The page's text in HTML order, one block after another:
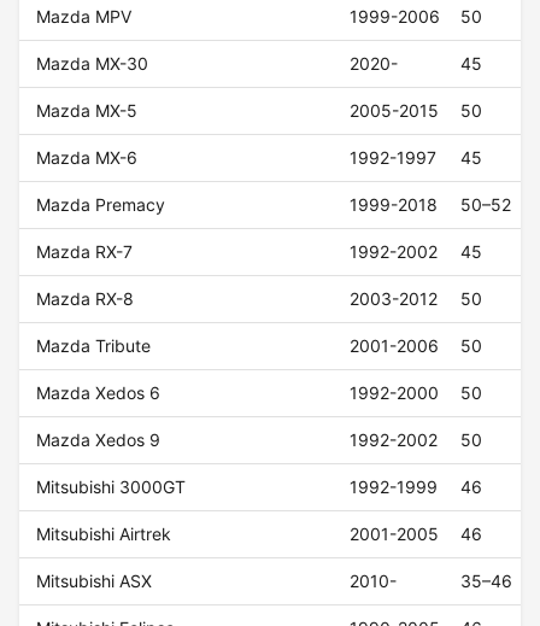
Mazda MPV 1999-2006 50
Mazda MX-30 2020- 45
Mazda MX-5 2005-2015 50
Mazda MX-6 1992-1997 45
Mazda Premacy 1999-2018 50–52
Mazda RX-7 1992-2002 45
Mazda RX-8 2003-2012 50
Mazda Tribute 2001-2006 50
Mazda Xedos 6 1992-2000 50
Mazda Xedos 9 1992-2002 50
Mitsubishi 3000GT 1992-1999 46
Mitsubishi Airtrek 2001-2005 46
Mitsubishi ASX 2010- 35–46